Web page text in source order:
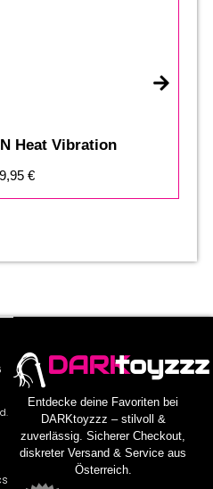
Heat Vibration
€
DARKtoyzzz
Entdecke deine Favoriten bei
DARKtoyzzz – stilvoll &
zuverlässig. Sicherer Checkout,
diskreter Versand & Service aus
Österreich.